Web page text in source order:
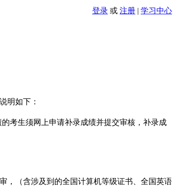
登录 或 注册 | 学习中心
明如下：
考生须网上申请补录成绩并提交审核，补录成
，（含涉及到的全国计算机等级证书、全国英语